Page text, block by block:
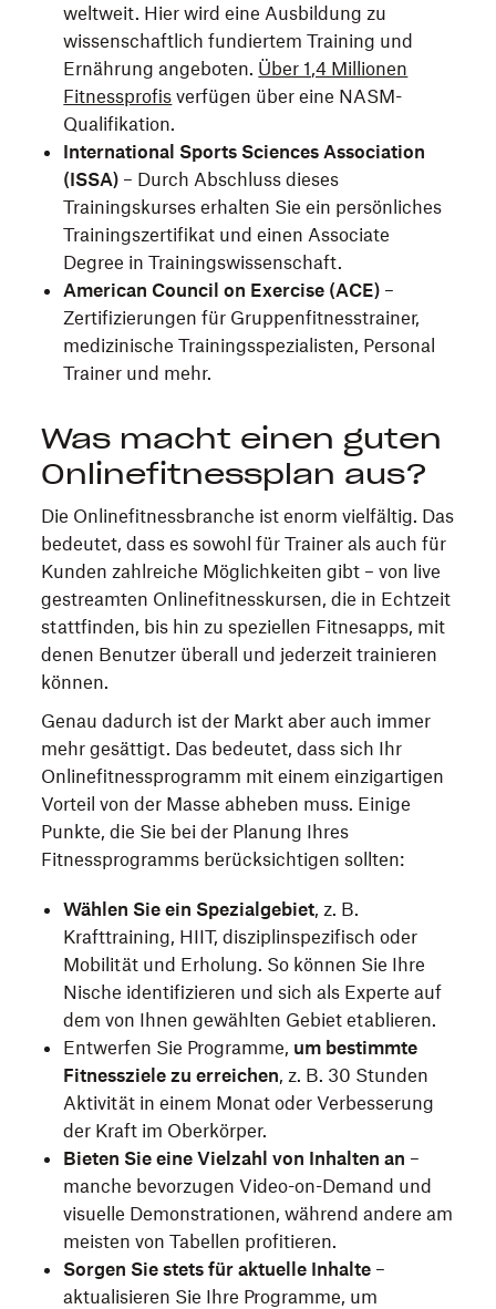
weltweit. Hier wird eine Ausbildung zu
wissenschaftlich fundiertem Training und
Ernährung angeboten. Über 1,4 Millionen
Fitnessprofis verfügen über eine NASM-
Qualifikation.
International Sports Sciences Association
(ISSA) – Durch Abschluss dieses
Trainingskurses erhalten Sie ein persönliches
Trainingszertifikat und einen Associate
Degree in Trainingswissenschaft.
American Council on Exercise (ACE) –
Zertifizierungen für Gruppenfitnesstrainer,
medizinische Trainingsspezialisten, Personal
Trainer und mehr.
Was macht einen guten
Onlinefitnessplan aus?
Die Onlinefitnessbranche ist enorm vielfältig. Das
bedeutet, dass es sowohl für Trainer als auch für
Kunden zahlreiche Möglichkeiten gibt – von live
gestreamten Onlinefitnesskursen, die in Echtzeit
stattfinden, bis hin zu speziellen Fitnesapps, mit
denen Benutzer überall und jederzeit trainieren
können.
Genau dadurch ist der Markt aber auch immer
mehr gesättigt. Das bedeutet, dass sich Ihr
Onlinefitnessprogramm mit einem einzigartigen
Vorteil von der Masse abheben muss. Einige
Punkte, die Sie bei der Planung Ihres
Fitnessprogramms berücksichtigen sollten:
Wählen Sie ein Spezialgebiet, z. B.
Krafttraining, HIIT, disziplinspezifisch oder
Mobilität und Erholung. So können Sie Ihre
Nische identifizieren und sich als Experte auf
dem von Ihnen gewählten Gebiet etablieren.
Entwerfen Sie Programme, um bestimmte
Fitnessziele zu erreichen, z. B. 30 Stunden
Aktivität in einem Monat oder Verbesserung
der Kraft im Oberkörper.
Bieten Sie eine Vielzahl von Inhalten an –
manche bevorzugen Video-on-Demand und
visuelle Demonstrationen, während andere am
meisten von Tabellen profitieren.
Sorgen Sie stets für aktuelle Inhalte –
aktualisieren Sie Ihre Programme, um